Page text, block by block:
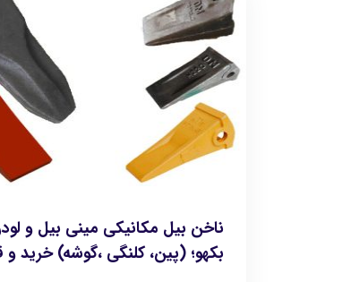
ناخن بیل مکانیکی مینی بیل و
بکهو؛ (پین، کلنگی ،گوشه) خرید